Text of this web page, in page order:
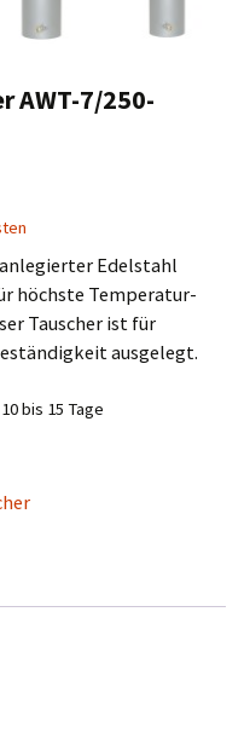
AWT-7/250-
Edelstahl
höchste Temperatur-
Tauscher ist für
ausgelegt.
bis 15 Tage